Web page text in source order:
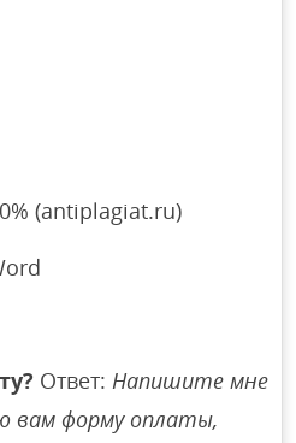
(antiplagiat.ru)
Ответ: Напишите мне
вам форму оплаты,